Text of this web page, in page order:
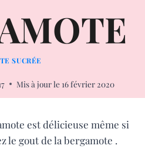
SUCRÉE
Mis à jour le 16 février 2020
est délicieuse même si
le gout de la bergamote .